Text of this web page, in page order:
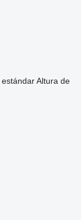
estándar Altura de